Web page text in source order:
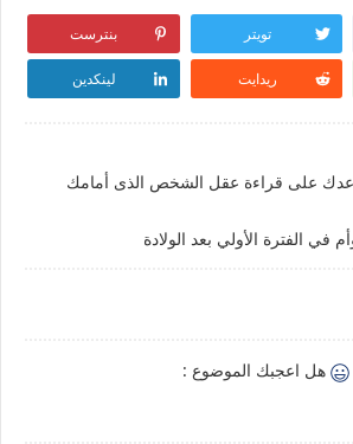
تويتر بنترست
ريدايت لينكدين
في الفترة الأولي بعد الولادة
هل اعجبك الموضوع :